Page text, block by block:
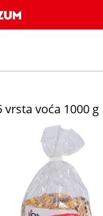
Musli 5 vrsta voća
vrsta voća 1000 g